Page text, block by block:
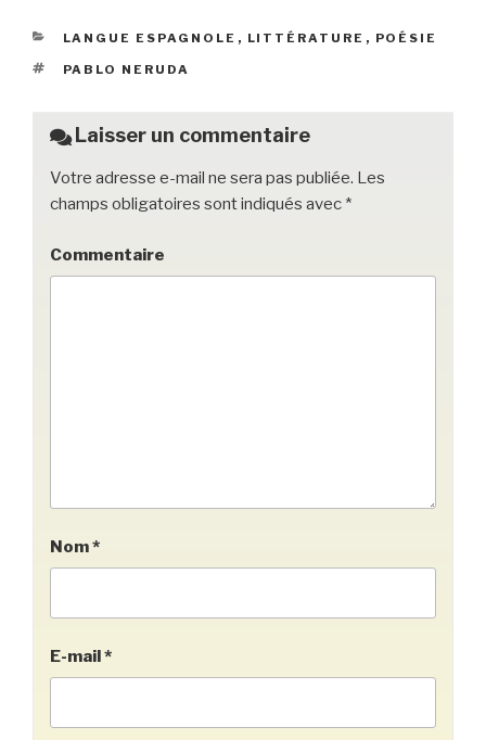
e
b
o
k
er
k
g
CATÉGORIES
LANGUE ESPAGNOLE , LITTÉRATURE , POÉSIE
ÉTIQUETTES
PABLO NERUDA
Laisser un commentaire
Votre adresse e-mail ne sera pas publiée. Les
champs obligatoires sont indiqués avec *
Commentaire
Nom*
E-mail*